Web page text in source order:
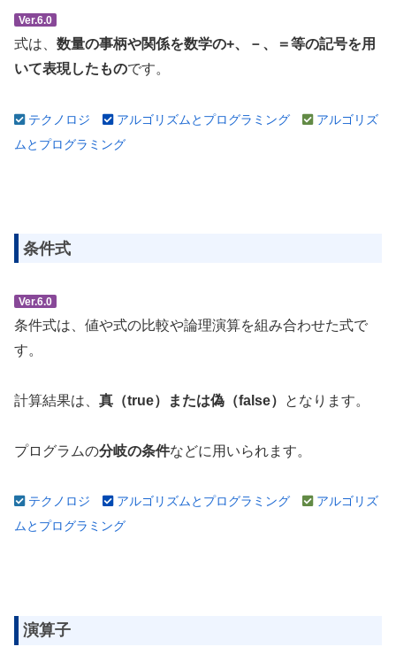
Ver.6.0
式は、 数量の事柄や関係を数学の+、－、＝等の記号を用
いて表現したものです。
テクノロジ アルゴリズムとプログラミング
アルゴリズ
ムとプログラミング
条件式
Ver.6.0
条件式は、値や式の比較や論理演算を組み合わせた式で
す。
計算結果は、 真（true）または偽（false） となります。
プログラムの分岐の条件などに用いられます。
テクノロジ アルゴリズムとプログラミング
アルゴリズ
ムとプログラミング
演算子